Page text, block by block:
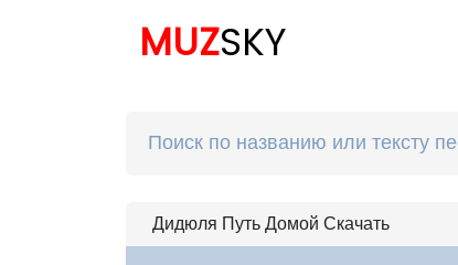
MUZSKY
Дидюля Путь Домой Скачать